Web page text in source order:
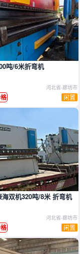
吨/6米折弯机
河北省-廊坊市
闲置
海双机320吨/8米 折弯机
河北省-廊坊市
闲置